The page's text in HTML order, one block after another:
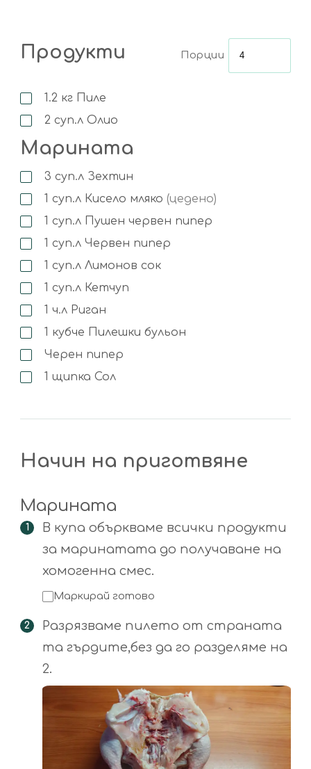
Продукти Порции
1.2 кг Пиле
2 суп.л Олио
Марината
3 суп.л Зехтин
1 суп.л Кисело мляко (цедено)
1 суп.л Пушен червен пипер
1 суп.л Червен пипер
1 суп.л Лимонов сок
1 суп.л Кетчуп
1 ч.л Риган
1 кубче Пилешки бульон
Черен пипер
1 щипка Сол
Начин на приготвяне
Марината
В купа объркваме всички продукти
за маринатата до получаване на
хомогенна смес.
Маркирай готово
Разрязваме пилето от страната
та гърдите,без да го разделяме на
2.